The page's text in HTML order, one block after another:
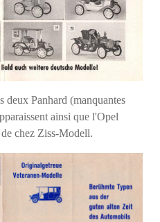
deux Panhard (manquantes
ainsi que l'Opel
chez Ziss-Modell.